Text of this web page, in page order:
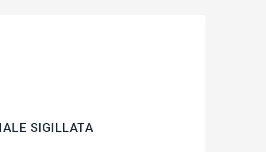
SIGILLATA